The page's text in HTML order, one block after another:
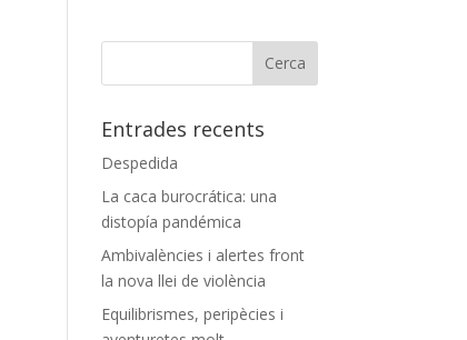
Entrades recents
Despedida
La caca burocrática: una
distopía pandémica
Ambivalències i alertes front
la nova llei de violència
Equilibrismes, peripècies i